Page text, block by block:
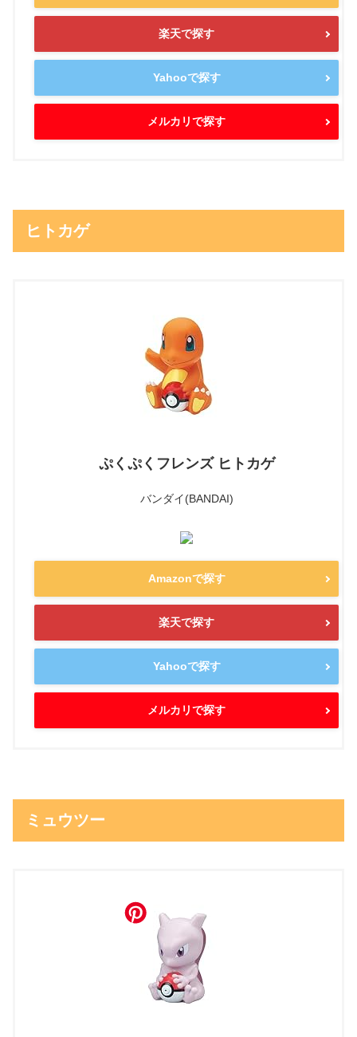
楽天で探す
Yahooで探す
メルカリで探す
ヒトカゲ
ぷくぷくフレンズ ヒトカゲ
バンダイ(BANDAI)
Amazonで探す
楽天で探す
Yahooで探す
メルカリで探す
ミュウツー